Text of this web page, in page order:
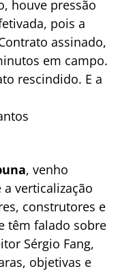
houve pressão
pois a
assinado,
em campo.
rescindido. E a
, venho
verticalização
construtores e
têm falado sobre
Sérgio Fang,
objetivas e